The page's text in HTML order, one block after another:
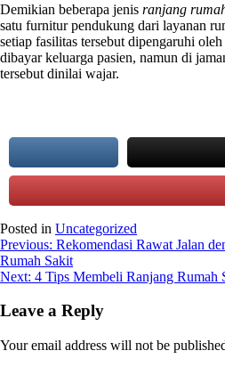
Demikian beberapa jenis ranjang
satu furnitur pendukung dari layanan
setiap fasilitas tersebut dipengaruhi
dibayar keluarga pasien, namun di
tersebut dinilai wajar.
Posted in Uncategorized
Post
navigation
Previous: Rekomendasi Rawat Jalan
Rumah Sakit
Next: 4 Tips Membeli Ranjang Rumah
Leave a Reply
Your email address will not be